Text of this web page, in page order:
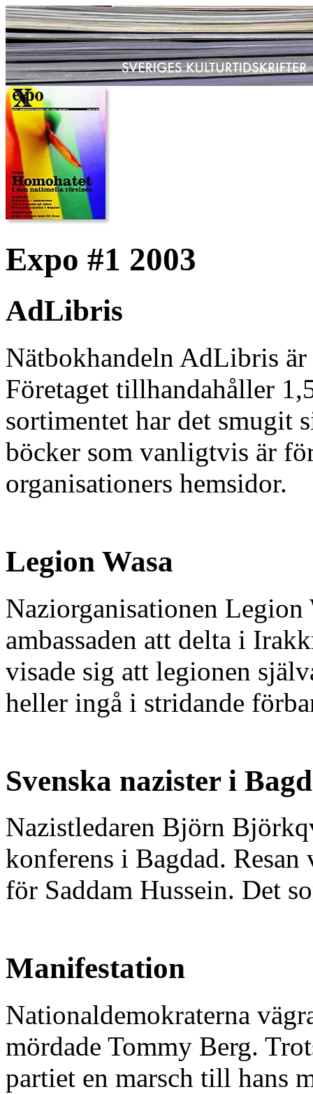
Expo #1 2003
AdLibris
Nätbokhandeln AdLibris
Företaget tillhandahåller
sortimentet har det smugit
böcker som vanligtvis är
organisationers hemsidor.
Legion Wasa
Naziorganisationen Legion
ambassaden att delta i
visade sig att legionen
heller ingå i stridande
Svenska nazister i
Nazistledaren Björn
konferens i Bagdad.
för Saddam Hussein. Det
Manifestation
Nationaldemokraterna
mördade Tommy Berg.
partiet en marsch till hans